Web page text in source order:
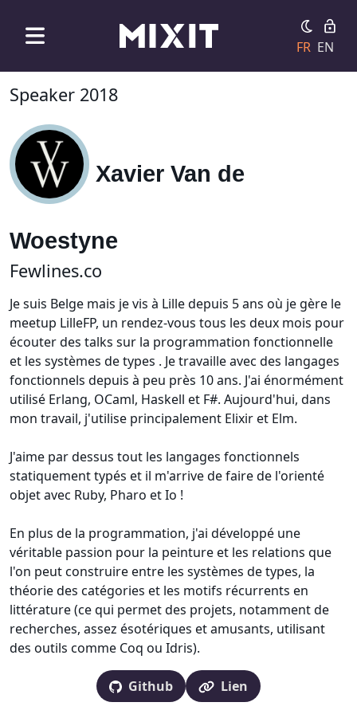
FR EN
Speaker 2018
Xavier Van de
Woestyne
Fewlines.co
Je suis Belge mais je vis à Lille depuis 5 ans où je gère le
meetup LilleFP, un rendez-vous tous les deux mois pour
écouter des talks sur la programmation fonctionnelle
et les systèmes de types . Je travaille avec des langages
fonctionnels depuis à peu près 10 ans. J'ai énormément
utilisé Erlang, OCaml, Haskell et F#. Aujourd'hui, dans
mon travail, j'utilise principalement Elixir et Elm.
J'aime par dessus tout les langages fonctionnels
statiquement typés et il m'arrive de faire de l'orienté
objet avec Ruby, Pharo et Io !
En plus de la programmation, j'ai développé une
véritable passion pour la peinture et les relations que
l'on peut construire entre les systèmes de types, la
théorie des catégories et les motifs récurrents en
littérature (ce qui permet des projets, notamment de
recherches, assez ésotériques et amusants, utilisant
des outils comme Coq ou Idris).
Github Lien